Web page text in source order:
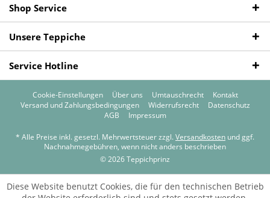
Shop Service
Unsere Teppiche
Service Hotline
Cookie-Einstellungen Über uns Umtauschrecht
Kontakt
Versand und Zahlungsbedingungen
Widerrufsrecht
Datenschutz
AGB
Impressum
* Alle Preise inkl. gesetzl. Mehrwertsteuer zzgl. Versandkosten und ggf.
Nachnahmegebühren, wenn nicht anders beschrieben
© 2026 Teppichprinz
Diese Website benutzt Cookies, die für den technischen Betrieb